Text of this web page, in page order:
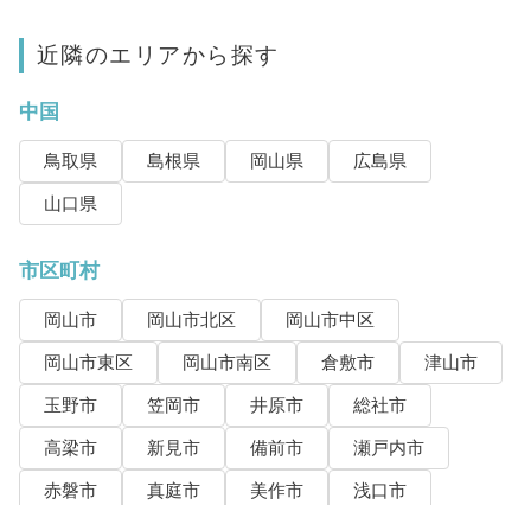
近隣のエリアから探す
中国
鳥取県 島根県 岡山県
広島県
山口県
市区町村
岡山市 岡山市北区
岡山市中区
岡山市東区
岡山市南区 倉敷市
津山市
玉野市
笠岡市 井原市
総社市
高梁市
新見市 備前市
瀬戸内市
赤磐市
真庭市 美作市
浅口市